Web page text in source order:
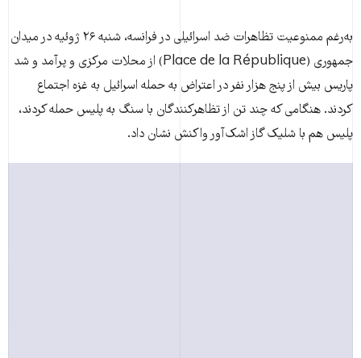
به‌رغم ممنوعیت تظاهرات ضد اسرائیلی در فرانسه، شنبه ۲۶ ژوئیه در میدان
جمهوری (Place de la République) از محلات مرکزی و پرآمد و شد
پاریس بیش از پنج هزار نفر در اعتراض به حمله اسرائیل به غزه اجتماع
کردند. هنگامی که چند تن از تظاهرکنندگان با سنگ به پلیس حمله کردند،
پلیس هم با شلیک گاز اشک‌آور واکنش نشان داد.